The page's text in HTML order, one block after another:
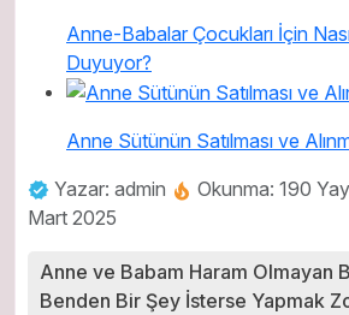
Anne-Babalar Çocukları İçin
Duyuyor?
Anne Sütünün Satılması ve
Yazar: admin
Okunma: 190
Mart 2025
Anne ve Babam Haram Olmayan
Benden Bir Şey İsterse Yapmak